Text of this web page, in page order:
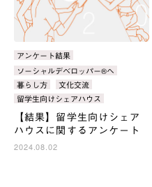
カ
テ
ゴ
リ：
アンケート結果
タ
グ：
ソーシャルデベロッパー®へ
暮らし方
文化交流
留学生向けシェアハウス
【結果】留学生向けシェア
ハウスに関するアンケート
2024.08.02